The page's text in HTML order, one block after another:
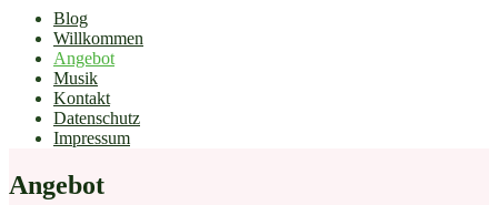
Blog
Willkommen
Angebot
Musik
Kontakt
Datenschutz
Impressum
Angebot